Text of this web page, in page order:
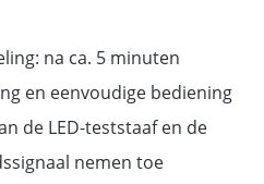
na ca. 5 minuten
en eenvoudige bediening
de LED-teststaaf en de
nemen toe